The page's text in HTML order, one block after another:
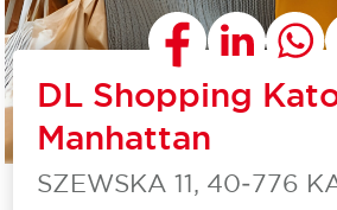
DL Shopping
Manhattan
SZEWSKA 11, 40‑776